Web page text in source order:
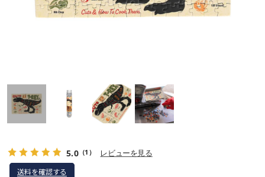
5.0（1） レビューを見る
送料を確認する
送料を確認する